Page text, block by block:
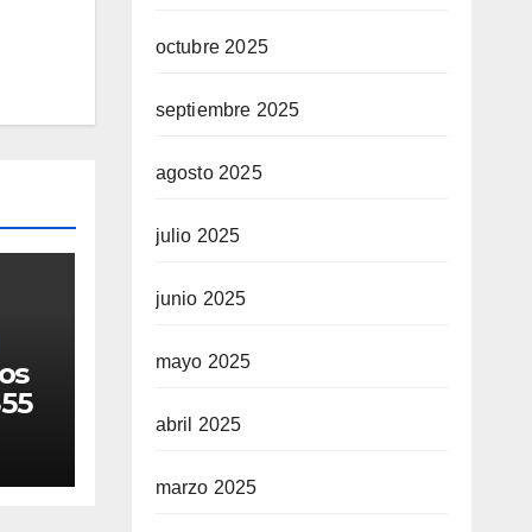
octubre 2025
septiembre 2025
agosto 2025
julio 2025
junio 2025
mayo 2025
abril 2025
marzo 2025